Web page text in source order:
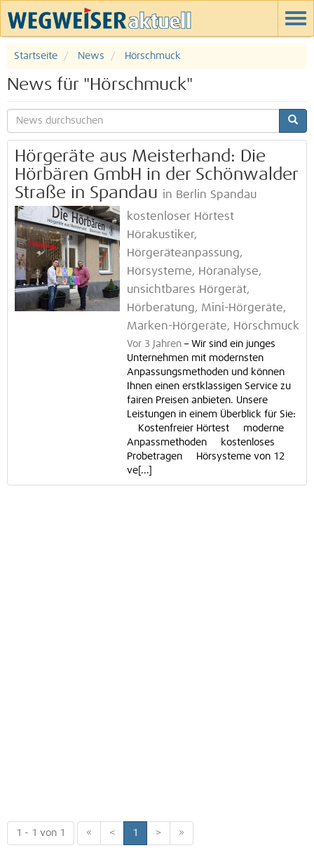
Startseite News Hörschmuck
News für "Hörschmuck"
Hörgeräte aus Meisterhand: Die
Hörbären GmbH in der Schönwalder
Straße in Spandau in Berlin Spandau
kostenloser Hörtest
Hörakustiker,
Hörgeräteanpassung,
Hörsysteme, Höranalyse,
unsichtbares Hörgerät,
Hörberatung, Mini-Hörgeräte,
Marken-Hörgeräte, Hörschmuck
Vor 3 Jahren – Wir sind ein junges
Unternehmen mit modernsten
Anpassungsmethoden und können
Ihnen einen erstklassigen Service zu
fairen Preisen anbieten. Unsere
Leistungen in einem Überblick für Sie:
Kostenfreier Hörtest moderne
Anpassmethoden kostenloses
Probetragen Hörsysteme von 12
ve[...]
1 - 1 von 1 « < 1 > »